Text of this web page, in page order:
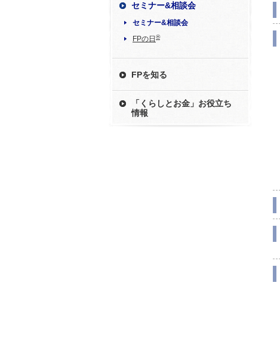
セミナー&相談会
セミナー&相談会
FPの日 ®
FPを知る
「くらしとお金」お役立ち
情報